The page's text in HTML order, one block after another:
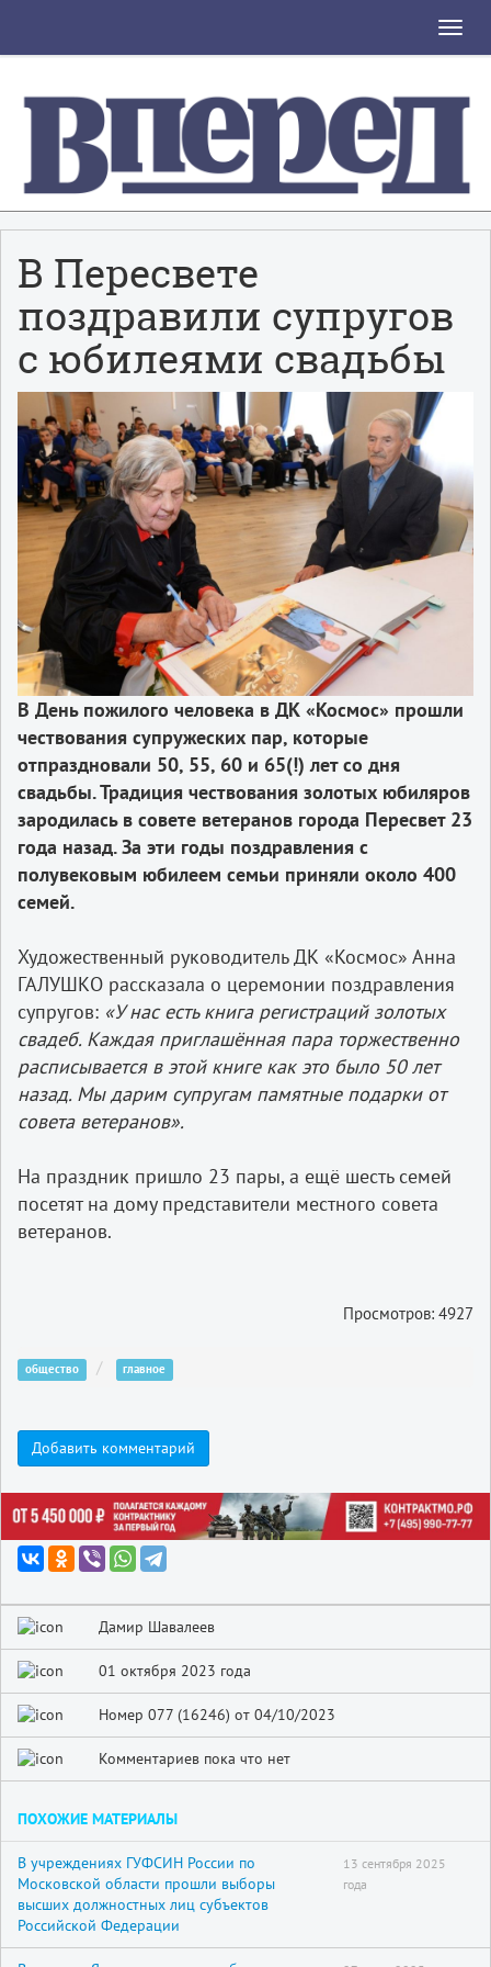
Toggle
В Пересвете
поздравили супругов
с юбилеями свадьбы
В День пожилого человека в ДК «Космос» прошли
чествования супружеских пар, которые
отпраздновали 50, 55, 60 и 65(!) лет со дня
свадьбы. Традиция чествования золотых юбиляров
зародилась в совете ветеранов города Пересвет 23
года назад. За эти годы поздравления с
полувековым юбилеем семьи приняли около 400
семей.
Художественный руководитель ДК «Космос» Анна
ГАЛУШКО рассказала о церемонии поздравления
супругов: «У нас есть книга регистраций золотых
свадеб. Каждая приглашённая пара торжественно
расписывается в этой книге как это было 50 лет
назад. Мы дарим супругам памятные подарки от
совета ветеранов».
На праздник пришло 23 пары, а ещё шесть семей
посетят на дому представители местного совета
ветеранов.
Просмотров: 4927
общество главное
Добавить комментарий
Дамир Шавалеев
01 октября 2023 года
Номер 077 (16246) от 04/10/2023
Комментариев пока что нет
ПОХОЖИЕ МАТЕРИАЛЫ
В учреждениях ГУФСИН России по
Московской области прошли выборы
высших должностных лиц субъектов
Российской Федерации
13 сентября 2025
года